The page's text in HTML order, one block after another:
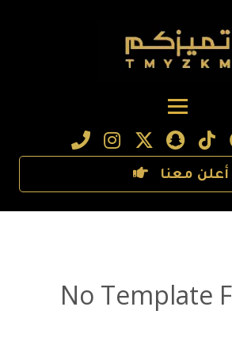
أعلن معنا
No Template